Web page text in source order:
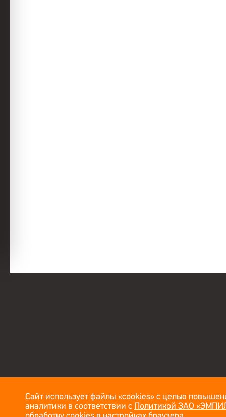
Сайт использует файлы «cookies» с целью
аналитики в соответствии с Политикой ЗАО